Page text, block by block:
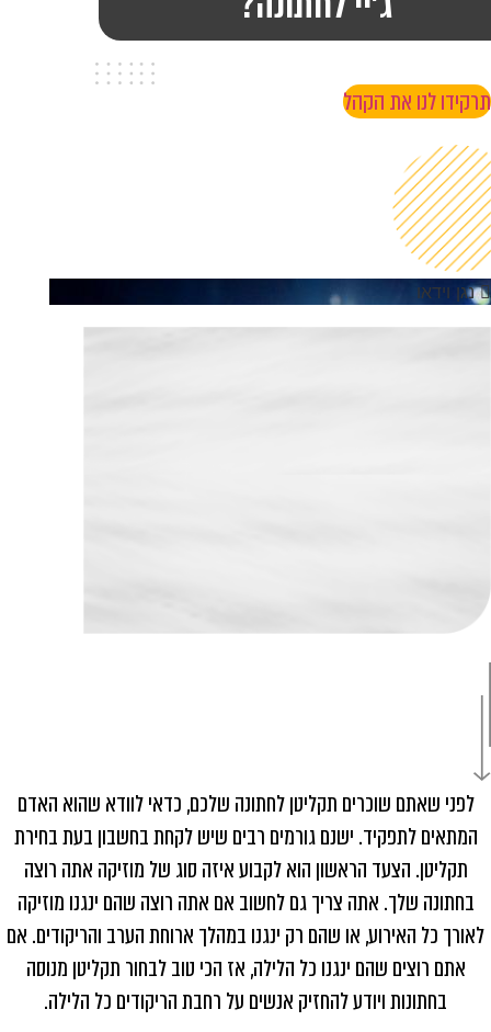
תרקידו לנו את הקהל
נגן וידאו
לפני שאתם שוכרים תקליטן לחתונה שלכם, כדאי לוודא שהוא האדם
המתאים לתפקיד. ישנם גורמים רבים שיש לקחת בחשבון בעת בחירת
תקליטן. הצעד הראשון הוא לקבוע איזה סוג של מוזיקה אתה רוצה
בחתונה שלך. אתה צריך גם לחשוב אם אתה רוצה שהם ינגנו מוזיקה
לאורך כל האירוע, או שהם רק ינגנו במהלך ארוחת הערב והריקודים. אם
אתם רוצים שהם ינגנו כל הלילה, אז הכי טוב לבחור תקליטן מנוסה
בחתונות ויודע להחזיק אנשים על רחבת הריקודים כל הלילה.